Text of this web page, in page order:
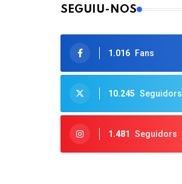
SEGUIU-NOS
1.016 Fans
10.245 Seguidors
1.481 Seguidors